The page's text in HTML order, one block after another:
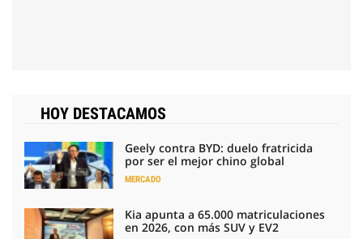
HOY DESTACAMOS
Geely contra BYD: duelo fratricida
por ser el mejor chino global
MERCADO
Kia apunta a 65.000 matriculaciones
en 2026, con más SUV y EV2